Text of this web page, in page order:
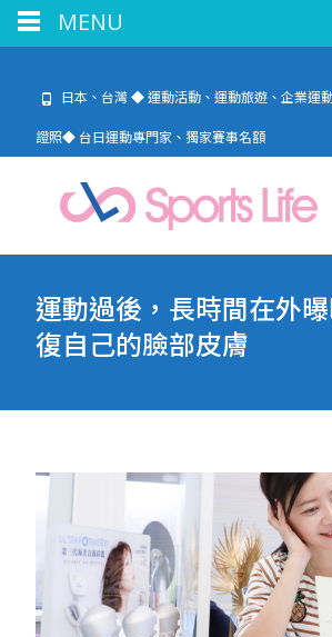
日本、台灣 ◆ 運動活動、運動旅遊、企業運
證照◆ 台日運動專門家、獨家賽事名額
運動過後，長時間在外
復自己的臉部皮膚
MENU